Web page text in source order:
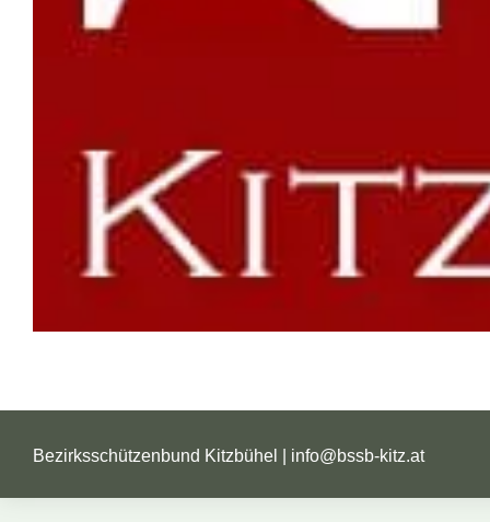
Bezirksschützenbund Kitzbühel | info@bssb-kitz.at